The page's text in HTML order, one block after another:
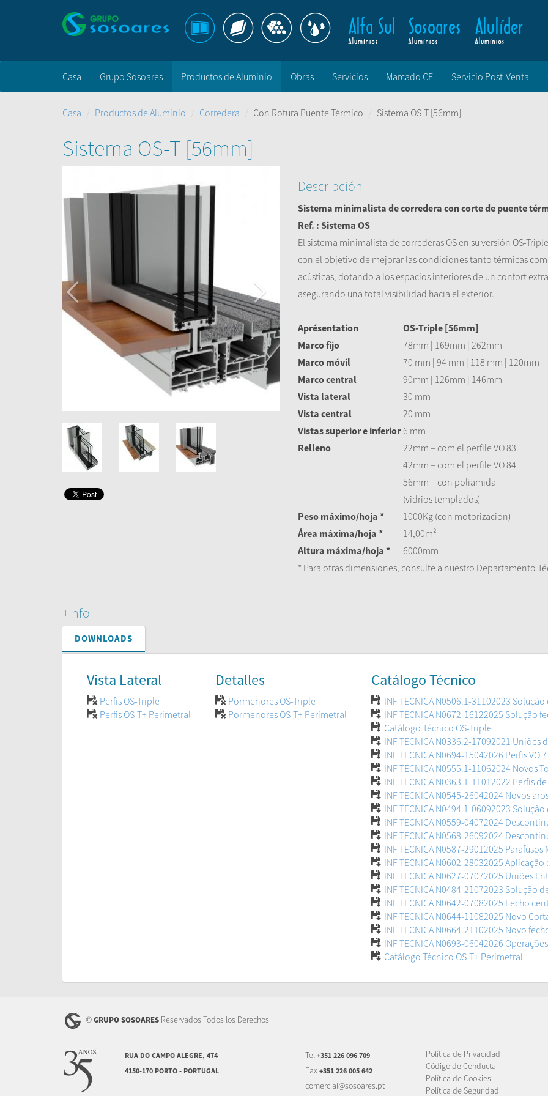
Casa Grupo Sosoares Productos de Aluminio Obras Servicios Marcado CE Servicio Post-Venta
Casa Productos de Aluminio Corredera Con Rotura Puente Térmico Sistema OS-T [56mm]
Sistema OS-T [56mm]
Descripción
Sistema minimalista de corredera con corte de puente
Ref. : Sistema OS
El sistema minimalista de correderas OS en su versión OS-
con el objetivo de mejorar las condiciones tanto térmicas
acústicas, dotando a los espacios interiores de un confort
asegurando una total visibilidad hacia el exterior.
Aprésentation
OS-Triple [56mm]
Marco fijo
78mm | 169mm | 262mm
Marco móvil
70 mm | 94 mm | 118 mm | 120mm
Marco central
90mm | 126mm | 146mm
Vista lateral
30 mm
Vista central
20 mm
Vistas superior e inferior 6 mm
Relleno
22mm – com el perfile VO 83
42mm – com el perfile VO 84
56mm – con poliamida
(vidrios templados)
Peso máximo/hoja *
1000Kg (con motorización)
Área máxima/hoja *
14,00m²
Altura máxima/hoja *
6000mm
* Para otras dimensiones, consulte a nuestro Departamento
+Info
DOWNLOADS
Vista Lateral
Perfis OS-Triple
Perfis OS-T+ Perimetral
Detalles
Pormenores OS-Triple
Pormenores OS-T+ Perimetral
Catálogo Técnico
INF TECNICA N0506.1-31102023
INF TECNICA N0672-16122025 Solução
Catálogo Técnico OS-Triple
INF TECNICA N0336.2-17092021 Uniões
INF TECNICA N0694-15042026 Perfis VO
INF TECNICA N0555.1-11062024 Novos
INF TECNICA N0363.1-11012022 Perfis
INF TECNICA N0545-26042024 Novos
INF TECNICA N0494.1-06092023
INF TECNICA N0559-04072024
INF TECNICA N0568-26092024
INF TECNICA N0587-29012025 Parafusos
INF TECNICA N0602-28032025
INF TECNICA N0627-07072025 Uniões
INF TECNICA N0484-21072023
INF TECNICA N0642-07082025 Fecho
INF TECNICA N0644-11082025 Novo
INF TECNICA N0664-21102025 Novo
INF TECNICA N0693-06042026
Catálogo Técnico OS-T+ Perimetral
©GRUPO SOSOARES Reservados Todos los Derechos
RUA DO CAMPO ALEGRE, 474
4150-170 PORTO - PORTUGAL
Tel +351 226 096 709
Fax +351 226 005 642
comercial@sosoares.pt
Política de Privacidad
Código de Conducta
Política de Cookies
Política de Seguridad